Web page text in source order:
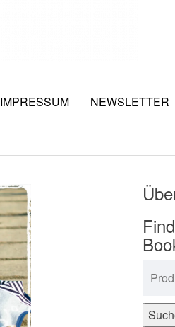
IMPRESSUM NEWSLETTER